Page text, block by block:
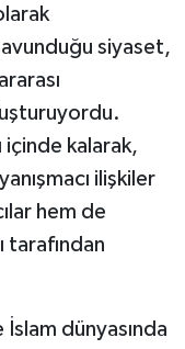
siyaset,
içinde kalarak,
ilişkiler
hem de
tarafından
İslam dünyasında